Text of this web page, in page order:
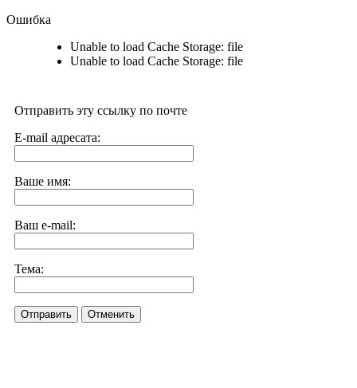
Ошибка
Unable to load Cache Storage: file
Unable to load Cache Storage: file
Отправить эту ссылку по почте
E-mail адресата:
Ваше имя:
Ваш e-mail:
Тема:
Отправить Отменить